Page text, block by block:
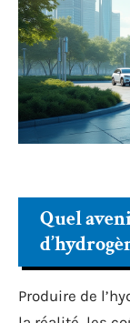
Quel
Produire de